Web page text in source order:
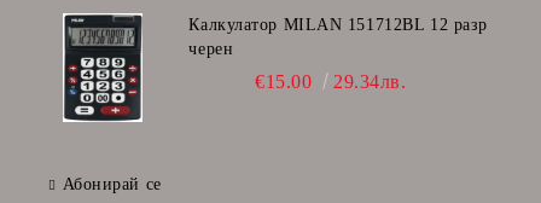
Калкулатор MILAN 151712BL 12 разр
черен
€15.00 29.34лв.
Абонирай се